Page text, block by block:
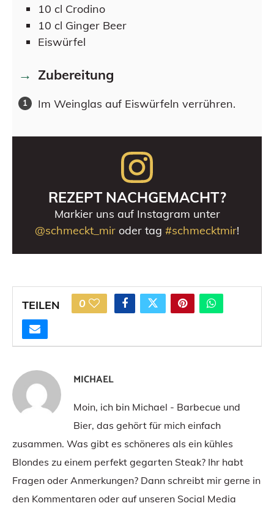
10 cl Crodino
10 cl Ginger Beer
Eiswürfel
Zubereitung
Im Weinglas auf Eiswürfeln verrühren.
REZEPT NACHGEMACHT?
Markier uns auf Instagram unter
@schmeckt_mir oder tag #schmecktmir!
TEILEN 0
MICHAEL
Moin, ich bin Michael - Barbecue und
Bier, das gehört für mich einfach
zusammen. Was gibt es schöneres als ein kühles
Blondes zu einem perfekt gegarten Steak? Ihr habt
Fragen oder Anmerkungen? Dann schreibt mir gerne in
den Kommentaren oder auf unseren Social Media